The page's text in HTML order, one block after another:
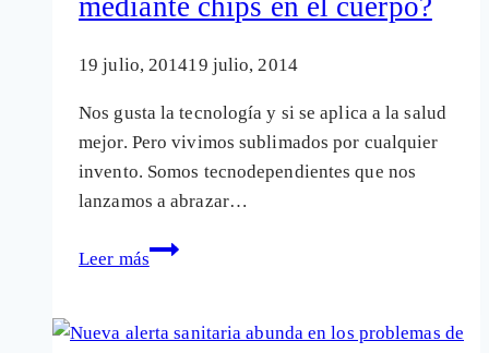
por
anticonceptivos
mediante chips en el cuerpo?
19 julio, 201419 julio, 2014
Nos gusta la tecnología y si se aplica a la salud
mejor. Pero vivimos sublimados por cualquier
invento. Somos tecnodependientes que nos
lanzamos a abrazar…
Leer más
¿Anticonceptivos
chips